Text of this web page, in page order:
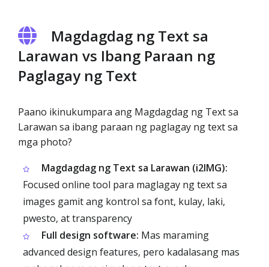
Magdagdag ng Text sa
Larawan vs Ibang Paraan ng
Paglagay ng Text
Paano ikinukumpara ang Magdagdag ng Text sa
Larawan sa ibang paraan ng paglagay ng text sa
mga photo?
Magdagdag ng Text sa Larawan (i2IMG):
Focused online tool para maglagay ng text sa
images gamit ang kontrol sa font, kulay, laki,
pwesto, at transparency
Full design software: Mas maraming
advanced design features, pero kadalasang mas